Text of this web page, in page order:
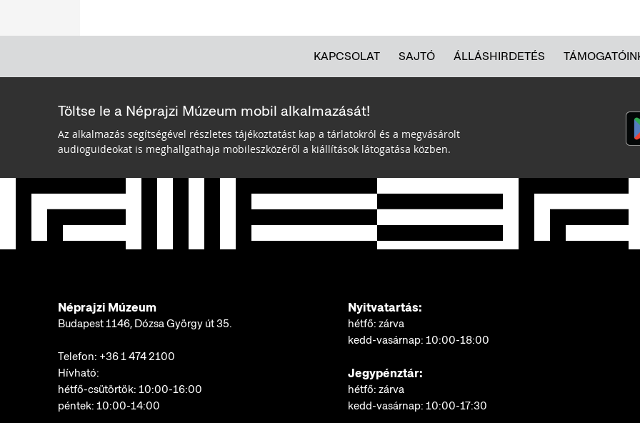
KAPCSOLAT SAJTÓ ÁLLÁSHIRDETÉS
Töltse le a Néprajzi Múzeum mobil alkalmazását!
Az alkalmazás segítségével részletes tájékoztatást kap a tárlatokról és a megvásárolt
audioguideokat is meghallgathaja mobileszközéről a kiállítások látogatása közben.
Néprajzi Múzeum
Budapest 1146, Dózsa György út 35.
Telefon: +36 1 474 2100
Hívható:
hétfő-csütörtök: 10:00-16:00
péntek: 10:00-14:00
Nyitvatartás:
hétfő: zárva
kedd-vasárnap: 10:00-18:00
Jegypénztár:
hétfő: zárva
kedd-vasárnap: 10:00-17:30